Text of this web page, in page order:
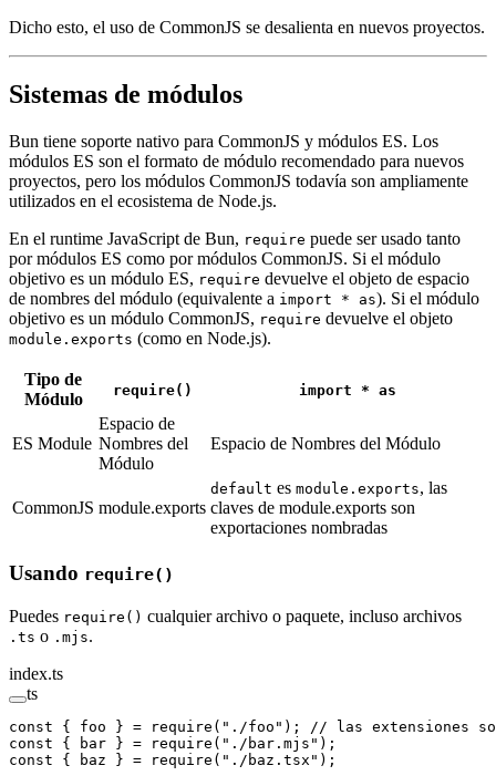
Dicho esto, el uso de CommonJS se desalienta en nuevos proyectos.
Sistemas de módulos
Bun tiene soporte nativo para CommonJS y módulos ES. Los
módulos ES son el formato de módulo recomendado para nuevos
proyectos, pero los módulos CommonJS todavía son ampliamente
utilizados en el ecosistema de Node.js.
En el runtime JavaScript de Bun, require puede ser usado tanto
por módulos ES como por módulos CommonJS. Si el módulo
objetivo es un módulo ES, require devuelve el objeto de espacio
de nombres del módulo (equivalente a import * as). Si el módulo
objetivo es un módulo CommonJS, require devuelve el objeto
module.exports (como en Node.js).
Tipo de
Módulo
require() import * as
ES Module
Espacio de
Nombres del
Módulo
Espacio de Nombres del Módulo
CommonJS module.exports
default es module.exports, las
claves de module.exports son
exportaciones nombradas
Usando require()
Puedes require() cualquier archivo o paquete, incluso archivos
.ts o .mjs.
index.ts
ts
const { foo } = require ( "./foo" ); // las extensiones
const { bar } = require ( "./bar.mjs" );
const { baz } = require ( "./baz.tsx" );